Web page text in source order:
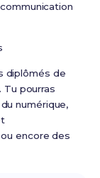
diplômés de
pourras
numérique,
encore des